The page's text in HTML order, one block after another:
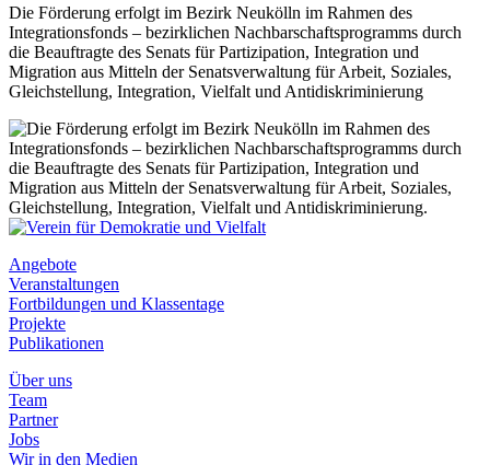
Die Förderung erfolgt im Bezirk Neukölln im Rahmen des
Integrationsfonds – bezirklichen Nachbarschaftsprogramms durch
die Beauftragte des Senats für Partizipation, Integration und
Migration aus Mitteln der Senatsverwaltung für Arbeit, Soziales,
Gleichstellung, Integration, Vielfalt und Antidiskriminierung
Angebote
Veranstaltungen
Fortbildungen und Klassentage
Projekte
Publikationen
Über uns
Team
Partner
Jobs
Wir in den Medien